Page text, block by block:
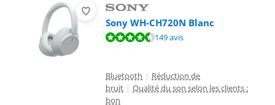
Sony WH-CH720N Blanc
La note est de 8,5 sur 10, basée sur 149 avis.149 avis
Bluetooth | Réduction de
bruit | Qualité du son selon les clients :
bon